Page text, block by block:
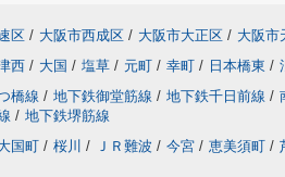
区 / 大阪市西成区 / 大阪市大正区 / 大阪市
西 / 大国 / 塩草 / 元町 / 幸町 / 日本橋東 /
橋線 / 地下鉄御堂筋線 / 地下鉄千日前線 /
/ 地下鉄堺筋線
国町 / 桜川 / ＪＲ難波 / 今宮 / 恵美須町 /